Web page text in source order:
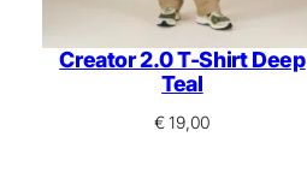
Creator 2.0 T-Shirt Deep
Teal
€19,00